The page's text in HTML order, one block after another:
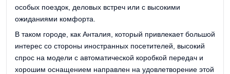
особых поездок, деловых встреч или с высокими
ожиданиями комфорта.
В таком городе, как Анталия, который привлекает большой
интерес со стороны иностранных посетителей, высокий
спрос на модели с автоматической коробкой передач и
хорошим оснащением направлен на удовлетворение этой